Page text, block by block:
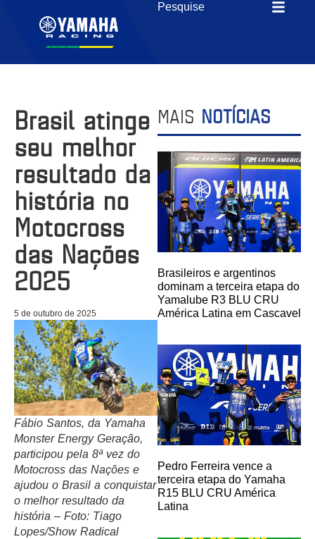
Brasil atinge
seu melhor
resultado da
história no
Motocross
das Nações
2025
5 de outubro de 2025
Fábio Santos, da Yamaha
Monster Energy Geração,
participou pela 8ª vez do
Motocross das Nações e
ajudou o Brasil a conquistar
o melhor resultado da
história – Foto: Tiago
Lopes/Show Radical
MAIS NOTÍCIAS
Brasileiros e argentinos
dominam a terceira etapa do
Yamalube R3 BLU CRU
América Latina em Cascavel
Pedro Ferreira vence a
terceira etapa do Yamaha
R15 BLU CRU América
Latina